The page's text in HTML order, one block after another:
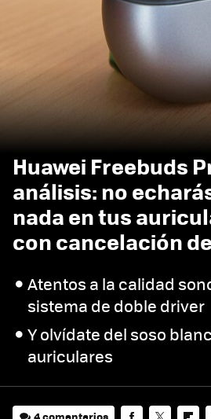
Huawei Freebuds
análisis: no
nada en tus
con cancelación
Atentos a la calidad
sistema de doble driver
Y olvídate del soso
auriculares